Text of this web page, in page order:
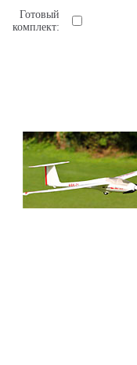
Готовый
комплект: